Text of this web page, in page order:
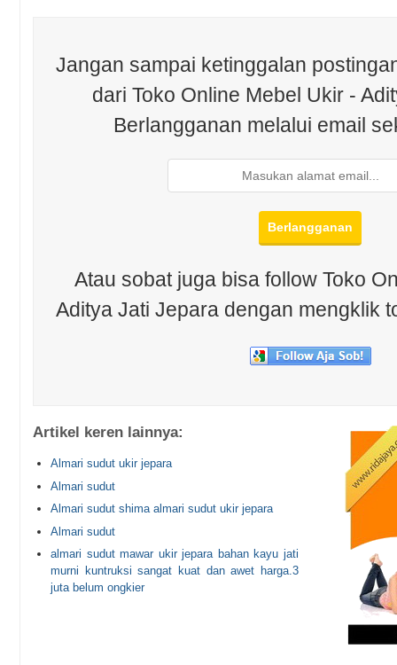
Jangan sampai ketinggalan
dari Toko Online Mebel Ukir -
Berlangganan melalui email
Atau sobat juga bisa follow Toko
Aditya Jati Jepara dengan mengklik
Artikel keren lainnya:
Almari sudut ukir jepara
Almari sudut
Almari sudut shima almari sudut ukir jepara
Almari sudut
almari sudut mawar ukir jepara bahan kayu jati
murni kuntruksi sangat kuat dan awet harga.3
juta belum ongkier